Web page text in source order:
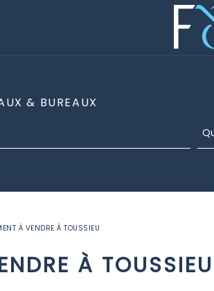
& BUREAUX
À VENDRE À TOUSSIEU
À TOUSSIEU